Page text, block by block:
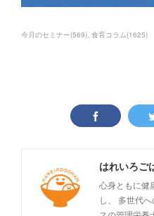
今月のセミナー(569) 食育コラム(1625)
はれいろご
心身ともに健
し、 多世代